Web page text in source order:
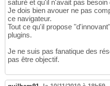
saturé et qu'il n'avait pas
Je dois bien avouer ne pas
ce navigateur.
Tout ce qu'il propose
plugins.
Je ne suis pas fanatique des
pas être objectif.